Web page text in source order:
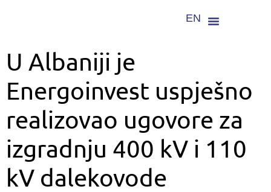
EN
U Albaniji je
Energoinvest uspješno
realizovao ugovore za
izgradnju 400 kV i 110
kV dalekovode